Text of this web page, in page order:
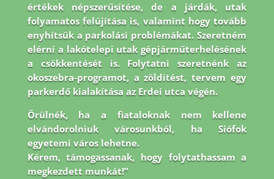
értékek népszerűsítése, de a járdák, utak
folyamatosfelújítása is, valamint hogy tovább
enyhítsük a parkolási problémákat. Szeretném
elérni a lakótelepi utak gépjárműterhelésének
a csökkentését is. Folytatni szeretnénk az
okoszebra-programot, a zöldítést, tervem egy
parkerdő kialakítása az Erdei utca végén.
Örülnék, ha a fiataloknak nem kellene
elvándorolniuk városunkból, ha Siófok
egyetemi város lehetne.
Kérem, támogassanak, hogy folytathassam a
megkezdett munkát!”